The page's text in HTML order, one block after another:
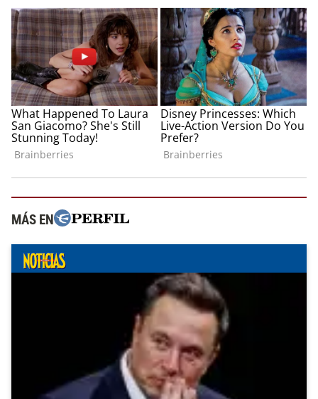
MÁS EN